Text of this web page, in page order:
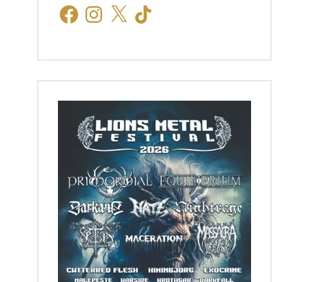
FacebookInstagram
X TikTok